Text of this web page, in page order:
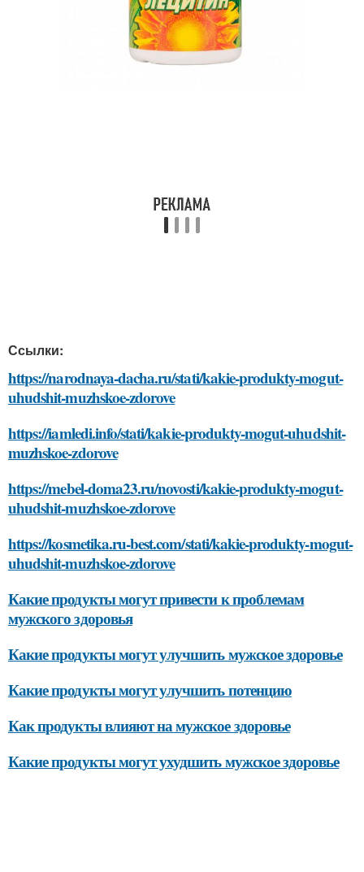
Ссылки:
https://narodnaya-dacha.ru/stati/kakie-produkty-mogut-
uhudshit-muzhskoe-zdorove
https://iamledi.info/stati/kakie-produkty-mogut-uhudshit-
muzhskoe-zdorove
https://mebel-doma23.ru/novosti/kakie-produkty-mogut-
uhudshit-muzhskoe-zdorove
https://kosmetika.ru-best.com/stati/kakie-produkty-mogut-
uhudshit-muzhskoe-zdorove
Какие продукты могут привести к проблемам
мужского здоровья
Какие продукты могут улучшить мужское здоровье
Какие продукты могут улучшить потенцию
Как продукты влияют на мужское здоровье
Какие продукты могут ухудшить мужское здоровье